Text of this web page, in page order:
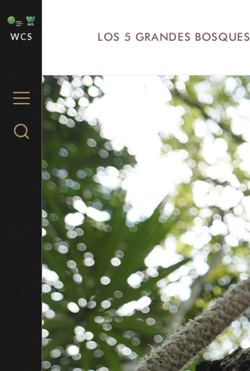
content
WCS
MENU
Search
WCS.org
LOS 5 GRANDES BOSQUES